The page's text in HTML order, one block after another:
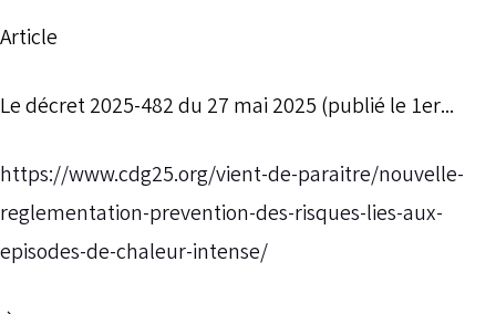
Article
Le décret 2025-482 du 27 mai 2025 (publié le 1er...
https://www.cdg25.org/vient-de-paraitre/nouvelle-
reglementation-prevention-des-risques-lies-aux-
episodes-de-chaleur-intense/